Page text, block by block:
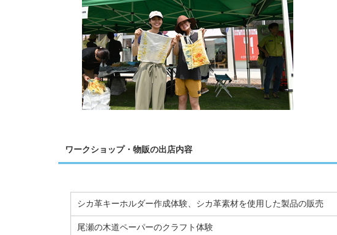
ワークショップ・物販の出店内容
シカ革キーホルダー作成体験、シカ革素材を使用した製品の販売
尾瀬の木道ペーパーのクラフト体験